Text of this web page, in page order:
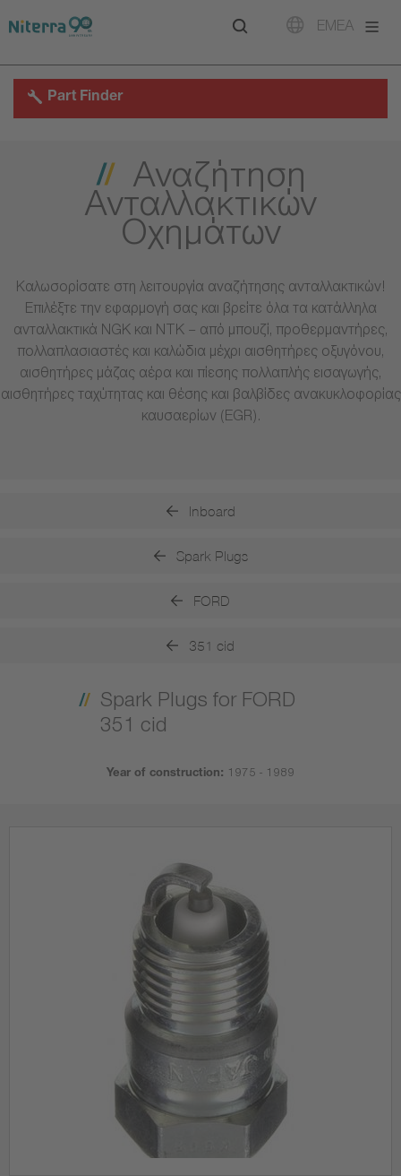
to
to
to
EMEA
Part Finder
Αναζήτηση
Ανταλλακτικών
Οχημάτων
Καλωσορίσατε στη λειτουργία αναζήτησης ανταλλακτικών!
Επιλέξτε την εφαρμογή σας και βρείτε όλα τα κατάλληλα
ανταλλακτικά NGK και NTK – από μπουζί, προθερμαντήρες,
πολλαπλασιαστές και καλώδια μέχρι αισθητήρες οξυγόνου,
αισθητήρες μάζας αέρα και πίεσης πολλαπλής εισαγωγής,
αισθητήρες ταχύτητας και θέσης και βαλβίδες ανακυκλοφορίας
καυσαερίων (EGR).
Inboard
Spark Plugs
FORD
351 cid
Spark Plugs for FORD
351 cid
Year of construction: 1975 - 1989